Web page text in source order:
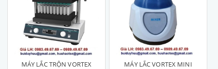
MÁY LẮC TRỘN VORTEX
MÁY LẮC VORTEX MINI